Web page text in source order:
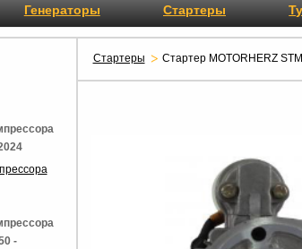
Генераторы Стартеры
Стартеры Стартер MOTORHERZ
-